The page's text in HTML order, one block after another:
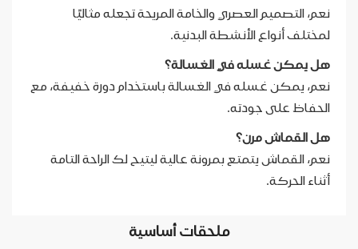
نعم، التصميم العصري والخامة المريحة تجعله مثاليًا
لمختلف أنواع الأنشطة البدنية.
هل يمكن غسله في الغسالة؟
نعم، يمكن غسله في الغسالة باستخدام دورة خفيفة، مع
الحفاظ على جودته.
هل القماش مرن؟
نعم، القماش يتمتع بمرونة عالية ليتيح لك الراحة التامة
أثناء الحركة.
ملحقات أساسية